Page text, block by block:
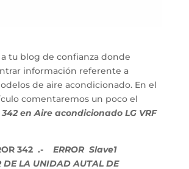
tu blog de confianza donde
información referente a
de aire acondicionado. En el
comentaremos un poco el
en Aire acondicionado LG VRF
342 .-
ERROR Slave1
DE LA UNIDAD AUTAL DE